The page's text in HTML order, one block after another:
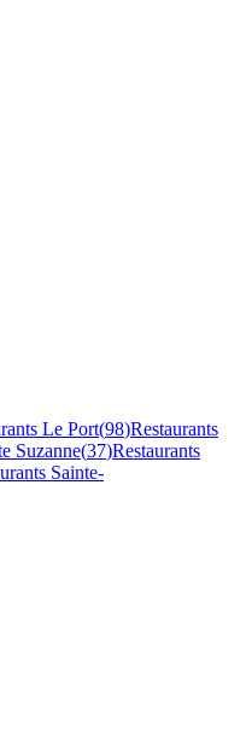
Le Port(98)Restaurants
Suzanne(37)Restaurants
Sainte-